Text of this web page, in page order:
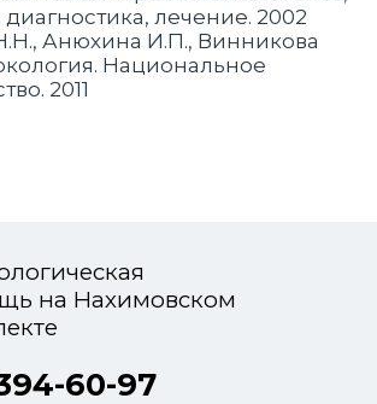
лечение. 2002
Анюхина И.П., Винникова
Национальное
2011
на Нахимовском
60-97